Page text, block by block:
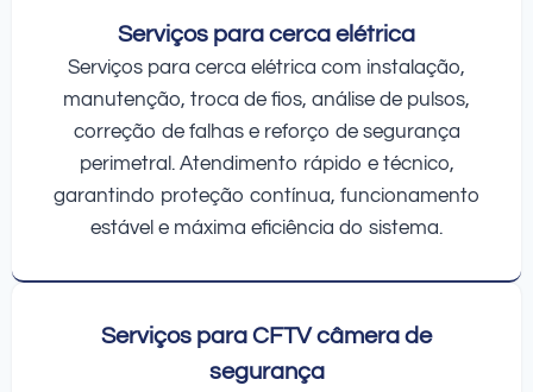
Serviços para cerca elétrica
Serviços para cerca elétrica com instalação,
manutenção, troca de fios, análise de pulsos,
correção de falhas e reforço de segurança
perimetral. Atendimento rápido e técnico,
garantindo proteção contínua, funcionamento
estável e máxima eficiência do sistema.
Serviços para CFTV câmera de
segurança